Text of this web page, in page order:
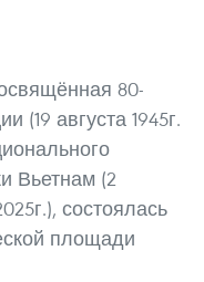
80-
(19 августа 1945г.
Вьетнам (2
состоялась
площади